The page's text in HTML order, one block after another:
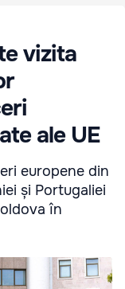
vizita
ale UE
europene din
și Portugaliei
în